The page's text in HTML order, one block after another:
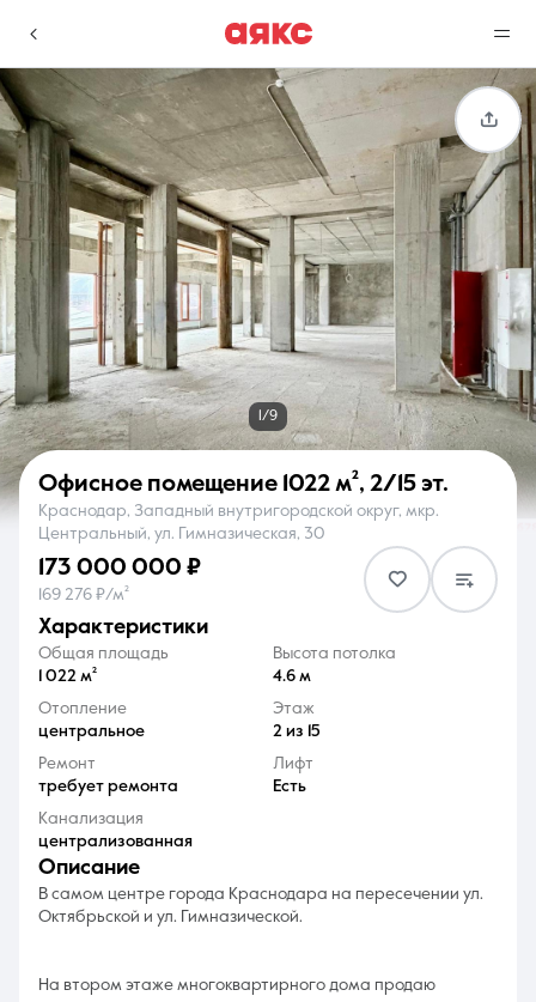
г. Краснодар
Избранное
0 объявлений
Сравнение
0 объявлений
Недвижимость Услуги
О компании Контакты
8 (861) 297-00-00
Ежедневно с 08:30 до 20:00
1/9
Офисное помещение 1022 м², 2/15 эт.
Краснодар, Западный внутригородской округ, мкр.
Центральный, ул. Гимназическая, 30
173 000 000 ₽
169 276 ₽/м²
характеристики
Общая площадь
1 022 м²
Высота потолка
4.6 м
Отопление
центральное
Этаж
2 из 15
Ремонт
требует ремонта
Лифт
Есть
Канализация
централизованная
описание
В самом центре города Краснодара на пересечении ул.
Октябрьской и ул. Гимназической.
На втором этаже многоквартирного дома продаю